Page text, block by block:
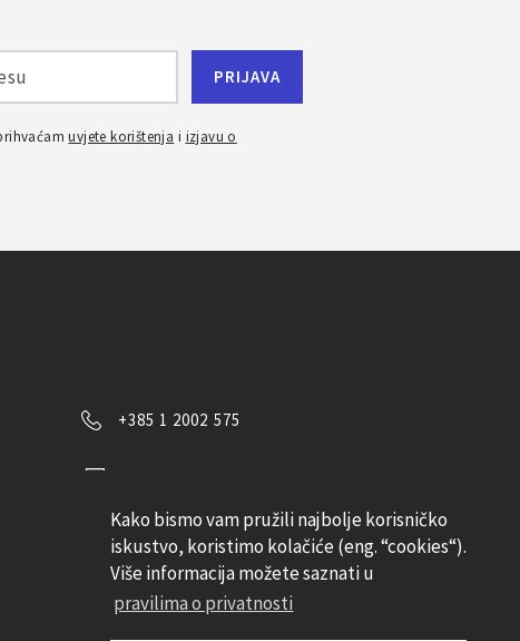
Kako bismo vam pružili najbolje korisničko
iskustvo, koristimo kolačiće (eng. “cookies“).
Više informacija možete saznati u
pravilima o privatnosti
uvjete korištenja i izjavu o
+385 1 2002 575
Pratite nas